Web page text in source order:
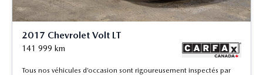
2017 Chevrolet Volt LT
141 999 km
Tous nos véhicules d’occasion sont rigoureusement inspectés par